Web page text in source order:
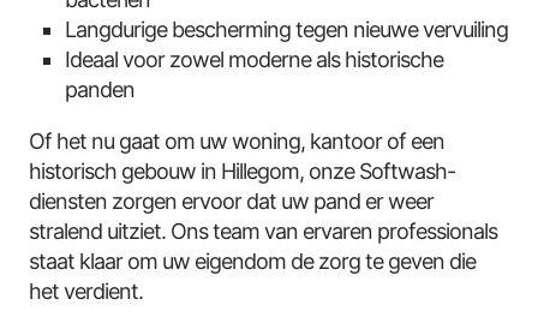
Langdurige bescherming tegen nieuwe vervuiling
Ideaal voor zowel moderne als historische
panden
Of het nu gaat om uw woning, kantoor of een
historisch gebouw in Hillegom, onze Softwash-
diensten zorgen ervoor dat uw pand er weer
stralend uitziet. Ons team van ervaren professionals
staat klaar om uw eigendom de zorg te geven die
het verdient.